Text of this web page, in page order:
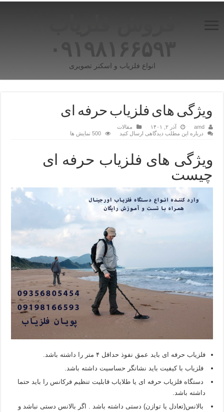
۰۹۱۹۸۱۶۶۵۹۳
انواع فلزیاب و اسکنر تصویری
ویژگی های فلزیاب حرفه ای
amd آذر ۲, ۱۴۰۱
مقالات
درباره این مطلب دیدگاهی ارسال کنید
500 نمایش ها
ویژگی های فلزیاب حرفه ای
چیست
فلزیاب حرفه ای باید عمق نفوذ حداقل ۴ متر را داشته باشد.
فلزیاب با کیفیت باید نشانگر حساسیت داشته باشد.
دستگاه فلزیاب حرفه ای یا طلایاب قابلیت تنظیم فرکانس را باید حتما
داشته باشد.
بالانس(تعادل یا توازن) دستی داشته باشد . اگر بالانس دستی نباشد و